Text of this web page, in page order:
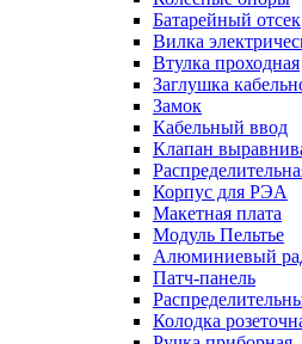
Батарейный отсек
Вилка
Втулка проходная
Заглушка
Замок
Кабельный ввод
Клапан
Корпус для РЭА
Макетная плата
Модуль Пельтье
Алюминиевый
Патч-панель
Колодка